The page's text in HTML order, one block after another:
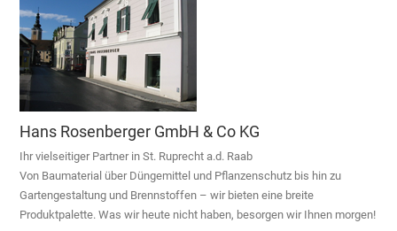
Hans Rosenberger GmbH & Co KG
Ihr vielseitiger Partner in St. Ruprecht a.d. Raab
Von Baumaterial über Düngemittel und Pflanzenschutz bis hin zu
Gartengestaltung und Brennstoffen – wir bieten eine breite
Produktpalette. Was wir heute nicht haben, besorgen wir Ihnen morgen!